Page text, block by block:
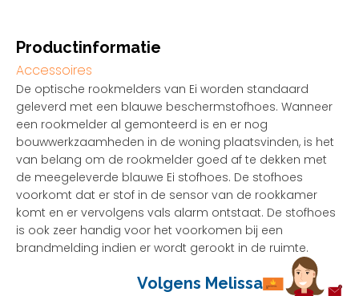
Productinformatie
Accessoires
De optische rookmelders van Ei worden standaard
geleverd met een blauwe beschermstofhoes. Wanneer
een rookmelder al gemonteerd is en er nog
bouwwerkzaamheden in de woning plaatsvinden, is het
van belang om de rookmelder goed af te dekken met
de meegeleverde blauwe Ei stofhoes. De stofhoes
voorkomt dat er stof in de sensor van de rookkamer
komt en er vervolgens vals alarm ontstaat. De stofhoes
is ook zeer handig voor het voorkomen bij een
brandmelding indien er wordt gerookt in de ruimte.
Volgens Melissa